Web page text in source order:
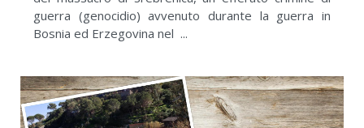
guerra (genocidio) avvenuto durante la guerra in
Bosnia ed Erzegovina nel ...